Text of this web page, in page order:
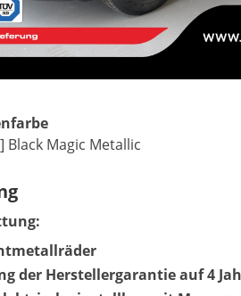
Black Magic Metallic
der Herstellergarantie auf 4